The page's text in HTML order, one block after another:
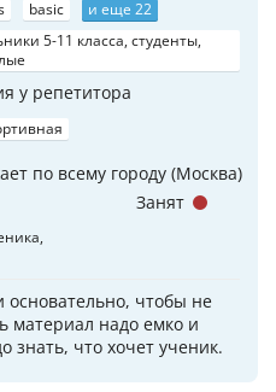
basic
и еще 22
5-11 класса, студенты,
у репетитора
по всему городу (Москва)
основательно, чтобы не
материал надо емко и
знать, что хочет ученик.
Занят